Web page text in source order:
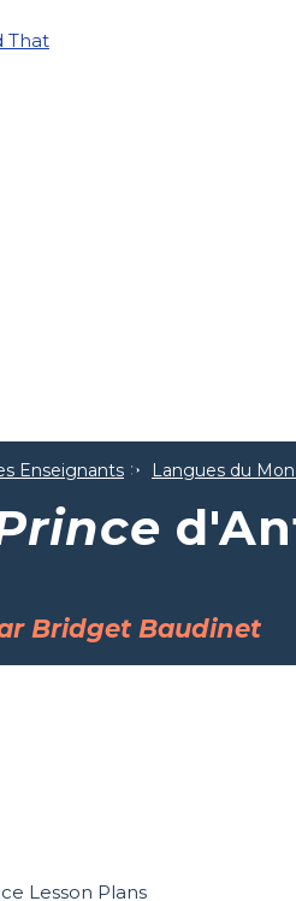
Enseignants Langues du
Bridget Baudinet